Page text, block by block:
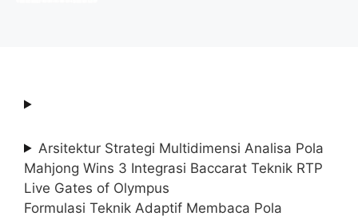
Arsitektur Strategi Multidimensi Analisa Pola
Mahjong Wins 3 Integrasi Baccarat Teknik RTP
Live Gates of Olympus
Formulasi Teknik Adaptif Membaca Pola